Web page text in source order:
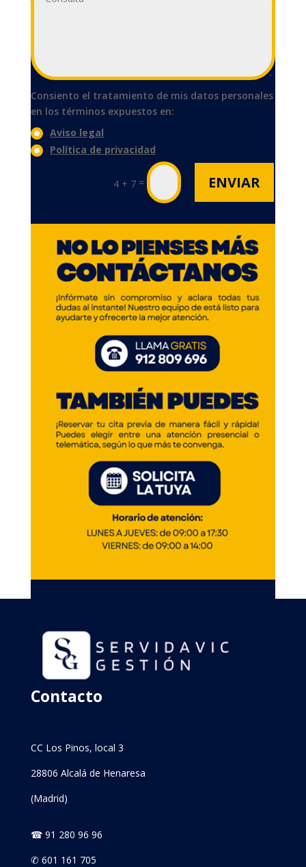
Consiento el tratamiento de mis datos personales
en los términos expuestos en:
Aviso legal
Política de privacidad
4 + 7 = ENVIAR
Contacto
CC Los Pinos, local 3
28806 Alcalá de Henaresa
(Madrid)
☎ 91 280 96 96
✆ 601 161 705